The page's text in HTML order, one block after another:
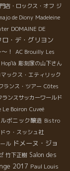
店・ロックス・オフ ジ
de Diony Madeleine
DOMAINE DE
ロ・デ・グリヨン
！ AC Brouilly Les
Hop'là 彫刻家の山下さん
マックス・エティリック
ランス・ツアー Côtes
ランスサッカーワールド
Le Boiron Cuveé
ボニック醸造 Bistro
ゥ・スッシュ社
ル ドメーヌ・ジョ
竹下正樹 Salon des
2017 Paul Louis